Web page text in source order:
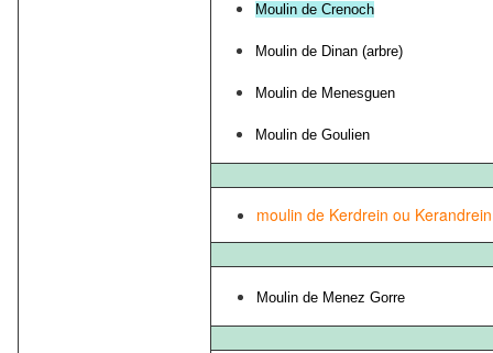
Moulin de Crenoch
Moulin de Dinan (arbre)
Moulin de Menesguen
Moulin de Goulien
moulin de Kerdrein ou Kerandrein
Moulin de Menez Gorre